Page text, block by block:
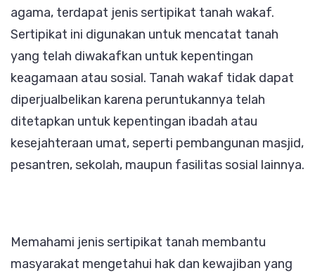
agama, terdapat jenis sertipikat tanah wakaf.
Sertipikat ini digunakan untuk mencatat tanah
yang telah diwakafkan untuk kepentingan
keagamaan atau sosial. Tanah wakaf tidak dapat
diperjualbelikan karena peruntukannya telah
ditetapkan untuk kepentingan ibadah atau
kesejahteraan umat, seperti pembangunan masjid,
pesantren, sekolah, maupun fasilitas sosial lainnya.
Memahami jenis sertipikat tanah membantu
masyarakat mengetahui hak dan kewajiban yang